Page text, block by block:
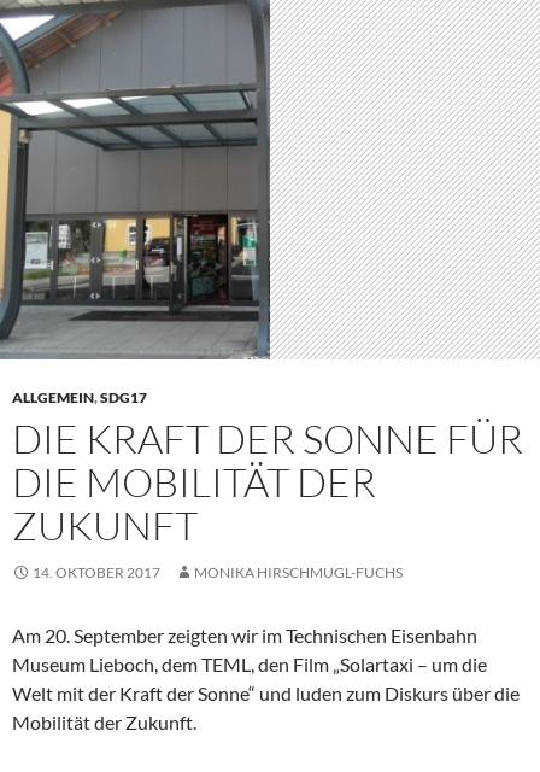
ALLGEMEIN,SDG17
DIE KRAFT DER SONNE FÜR
DIE MOBILITÄT DER
ZUKUNFT
14. OKTOBER 2017 MONIKA HIRSCHMUGL-FUCHS
Am 20. September zeigten wir im Technischen Eisenbahn
Museum Lieboch, dem TEML, den Film „Solartaxi – um die
Welt mit der Kraft der Sonne“ und luden zum Diskurs über die
Mobilität der Zukunft.